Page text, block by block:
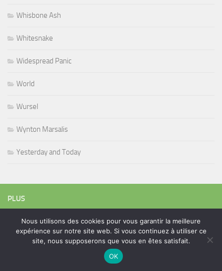
Whisbone Ash
Whitesnake
Widespread Panic
World
Wursel
Wynton Marsalis
Yesterday and Today
PLUS
Rechercher :
Nous utilisons des cookies pour vous garantir la meilleure
expérience sur notre site web. Si vous continuez à utiliser ce
site, nous supposerons que vous en êtes satisfait.
OK